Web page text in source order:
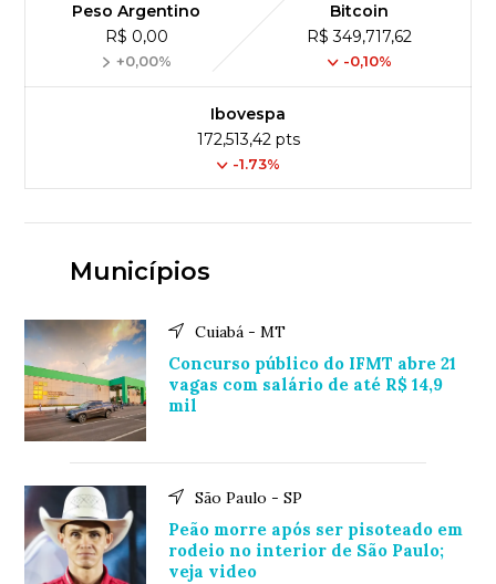
Peso Argentino
R$ 0,00
+0,00%
Bitcoin
R$ 349,717,62
-0,10%
Ibovespa
172,513,42 pts
-1.73%
Municípios
Cuiabá - MT
Concurso público do IFMT abre 21
vagas com salário de até R$ 14,9
mil
São Paulo - SP
Peão morre após ser pisoteado em
rodeio no interior de São Paulo;
veja video